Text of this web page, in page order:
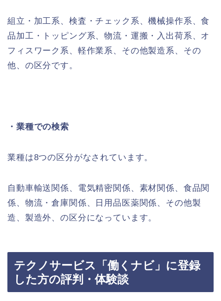
組立・加工系、検査・チェック系、機械操作系、食
品加工・トッピング系、物流・運搬・入出荷系、オ
フィスワーク系、軽作業系、その他製造系、その
他、の区分です。
・業種での検索
業種は8つの区分がなされています。
自動車輸送関係、電気精密関係、素材関係、食品関
係、物流・倉庫関係、日用品医薬関係、その他製
造、製造外、の区分になっています。
テクノサービス「働くナビ」に登録
した方の評判・体験談